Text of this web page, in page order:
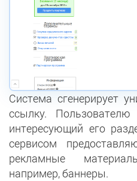
Система сгенерирует
ссылку.
интересующий его
сервисом
рекламные
например, баннеры.